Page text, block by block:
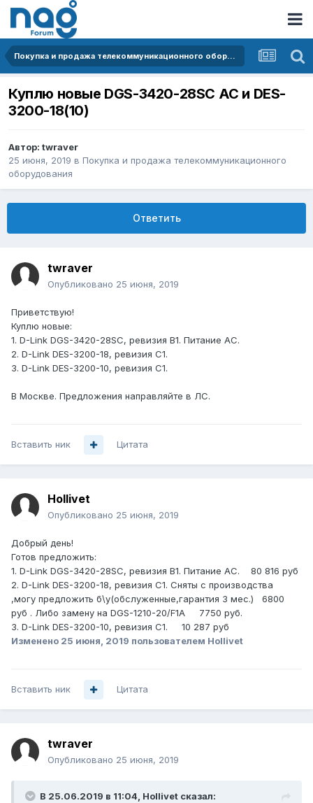
Покупка и продажа телекоммуникационного оборудования
Куплю новые DGS-3420-28SC AC и DES-
3200-18(10)
Автор: twraver
25 июня, 2019 в Покупка и продажа телекоммуникационного
оборудования
Ответить
twraver
Опубликовано 25 июня, 2019
Приветствую!
Куплю новые:
1. D-Link DGS-3420-28SC, ревизия B1. Питание AC.
2. D-Link DES-3200-18, ревизия С1.
3. D-Link DES-3200-10, ревизия С1.
В Москве. Предложения направляйте в ЛС.
Вставить ник Цитата
Hollivet
Опубликовано 25 июня, 2019
Добрый день!
Готов предложить:
1. D-Link DGS-3420-28SC , ревизия B1. Питание AC. 80 816 руб
2. D-Link DES-3200-18 , ревизия С1. Сняты с производства
,могу предложить б\у(обслуженные,гарантия 3 мес.) 6800
руб . Либо замену на DGS-1210-20/F1A 7750 руб.
3. D-Link DES-3200-10 , ревизия С1. 10 287 руб
Изменено 25 июня, 2019 пользователем Hollivet
Вставить ник Цитата
twraver
Опубликовано 25 июня, 2019
В 25.06.2019 в 11:04, Hollivet сказал: